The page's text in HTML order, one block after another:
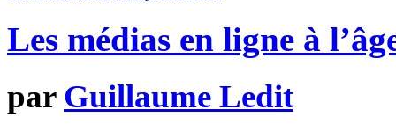
Les médias en ligne à
par Guillaume Ledit